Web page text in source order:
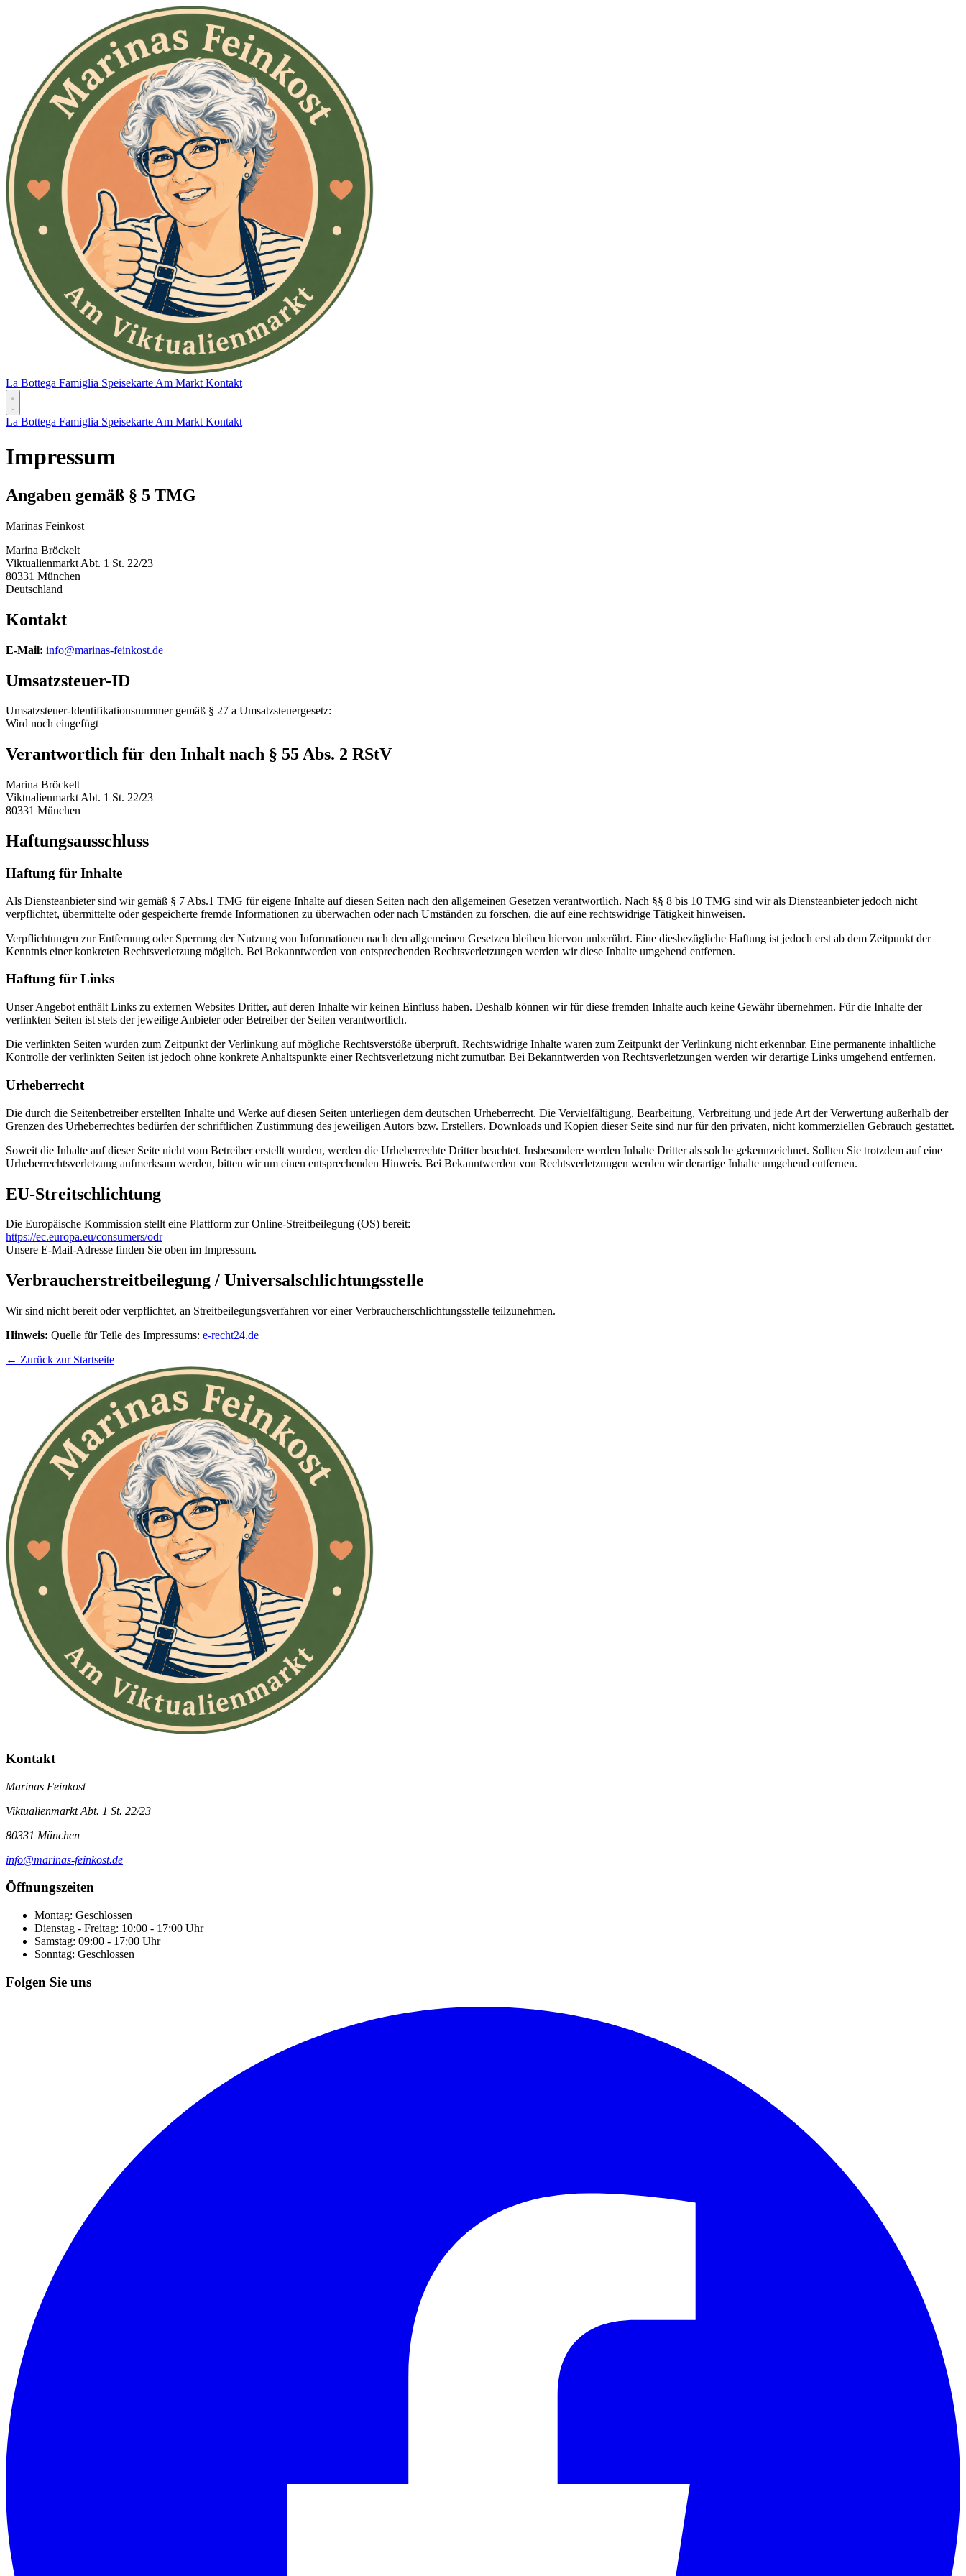
La Bottega Famiglia Speisekarte Am Markt Kontakt
La Bottega Famiglia Speisekarte Am Markt Kontakt
Impressum
Angaben gemäß § 5 TMG
Marinas Feinkost
Marina Bröckelt
Viktualienmarkt Abt. 1 St. 22/23
80331 München
Deutschland
Kontakt
E-Mail: info@marinas-feinkost.de
Umsatzsteuer-ID
Umsatzsteuer-Identifikationsnummer gemäß § 27 a Umsatzsteuergesetz:
Wird noch eingefügt
Verantwortlich für den Inhalt nach § 55 Abs. 2 RStV
Marina Bröckelt
Viktualienmarkt Abt. 1 St. 22/23
80331 München
Haftungsausschluss
Haftung für Inhalte
Als Diensteanbieter sind wir gemäß § 7 Abs.1 TMG für eigene Inhalte auf diesen Seiten nach den allgemeinen Gesetzen verantwortlich. Nach §§ 8 bis 10 TMG sind wir als Diensteanbieter jedoch nicht
verpflichtet, übermittelte oder gespeicherte fremde Informationen zu überwachen oder nach Umständen zu forschen, die auf eine rechtswidrige Tätigkeit hinweisen.
Verpflichtungen zur Entfernung oder Sperrung der Nutzung von Informationen nach den allgemeinen Gesetzen bleiben hiervon unberührt. Eine diesbezügliche Haftung ist jedoch erst ab dem Zeitpunkt der
Kenntnis einer konkreten Rechtsverletzung möglich. Bei Bekanntwerden von entsprechenden Rechtsverletzungen werden wir diese Inhalte umgehend entfernen.
Haftung für Links
Unser Angebot enthält Links zu externen Websites Dritter, auf deren Inhalte wir keinen Einfluss haben. Deshalb können wir für diese fremden Inhalte auch keine Gewähr übernehmen. Für die Inhalte der
verlinkten Seiten ist stets der jeweilige Anbieter oder Betreiber der Seiten verantwortlich.
Die verlinkten Seiten wurden zum Zeitpunkt der Verlinkung auf mögliche Rechtsverstöße überprüft. Rechtswidrige Inhalte waren zum Zeitpunkt der Verlinkung nicht erkennbar. Eine permanente inhaltliche
Kontrolle der verlinkten Seiten ist jedoch ohne konkrete Anhaltspunkte einer Rechtsverletzung nicht zumutbar. Bei Bekanntwerden von Rechtsverletzungen werden wir derartige Links umgehend entfernen.
Urheberrecht
Die durch die Seitenbetreiber erstellten Inhalte und Werke auf diesen Seiten unterliegen dem deutschen Urheberrecht. Die Vervielfältigung, Bearbeitung, Verbreitung und jede Art der Verwertung außerhalb der
Grenzen des Urheberrechtes bedürfen der schriftlichen Zustimmung des jeweiligen Autors bzw. Erstellers. Downloads und Kopien dieser Seite sind nur für den privaten, nicht kommerziellen Gebrauch gestattet.
Soweit die Inhalte auf dieser Seite nicht vom Betreiber erstellt wurden, werden die Urheberrechte Dritter beachtet. Insbesondere werden Inhalte Dritter als solche gekennzeichnet. Sollten Sie trotzdem auf eine
Urheberrechtsverletzung aufmerksam werden, bitten wir um einen entsprechenden Hinweis. Bei Bekanntwerden von Rechtsverletzungen werden wir derartige Inhalte umgehend entfernen.
EU-Streitschlichtung
Die Europäische Kommission stellt eine Plattform zur Online-Streitbeilegung (OS) bereit:
https://ec.europa.eu/consumers/odr
Unsere E-Mail-Adresse finden Sie oben im Impressum.
Verbraucherstreitbeilegung / Universalschlichtungsstelle
Wir sind nicht bereit oder verpflichtet, an Streitbeilegungsverfahren vor einer Verbraucherschlichtungsstelle teilzunehmen.
Hinweis: Quelle für Teile des Impressums: e-recht24.de
← Zurück zur Startseite
Kontakt
Marinas Feinkost
Viktualienmarkt Abt. 1 St. 22/23
80331 München
info@marinas-feinkost.de
Öffnungszeiten
Montag: Geschlossen
Dienstag - Freitag: 10:00 - 17:00 Uhr
Samstag: 09:00 - 17:00 Uhr
Sonntag: Geschlossen
Folgen Sie uns